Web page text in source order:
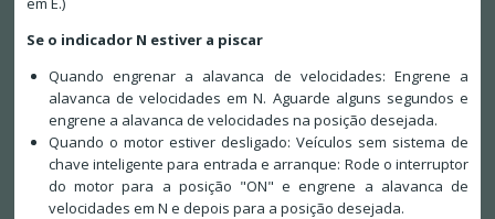
Se o indicador N estiver a piscar
Quando engrenar a alavanca de velocidades: Engrene a
alavanca de velocidades em N. Aguarde alguns segundos e
engrene a alavanca de velocidades na posição desejada.
Quando o motor estiver desligado: Veículos sem sistema de
chave inteligente para entrada e arranque: Rode o interruptor
do motor para a posição "ON" e engrene a alavanca de
velocidades em N e depois para a posição desejada.